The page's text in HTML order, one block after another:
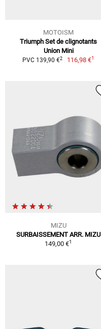
MOTOISM
Triumph Set de clignotants
Union Mini
PVC 139,90 €2 116,98 €1
MIZU
SURBAISSEMENT ARR. MIZU
149,00 €1